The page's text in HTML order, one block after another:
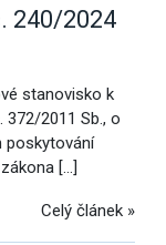
240/2024
stanovisko k
2011 Sb., o
poskytování
[…]
Celý článek »